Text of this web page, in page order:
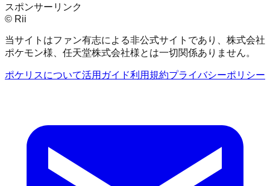
スポンサーリンク
© Rii
当サイトはファン有志による非公式サイトであり、株式会社
ポケモン様、任天堂株式会社様とは一切関係ありません。
ポケリスについて活用ガイド利用規約プライバシーポリシー